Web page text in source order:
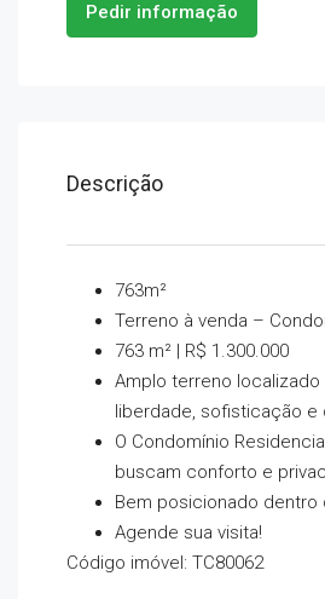
Pedir informação
Descrição
763m²
Terreno à venda –
763 m² | R$ 1.300.000
Amplo terreno
liberdade, sofisticação e
O Condomínio
buscam conforto e
Bem posicionado
Agende sua visita!
Código imóvel: TC80062